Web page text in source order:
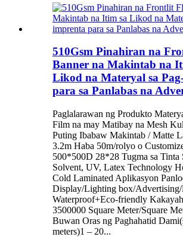
510Gsm Pinahiran na
Banner na Makintab na
Likod na Materyal sa
para sa Panlabas na
Paglalarawan ng Produkto
Film na may Matibay na Mesh
Puting Ibabaw Makintab / Matte
3.2m Haba 50m/rolyo o
500*500D 28*28 Tugma sa Tinta
Solvent, UV, Latex Technology
Cold Laminated Aplikasyon
Display/Lighting box/Advertising/
Waterproof+Eco-friendly
3500000 Square Meter/Square
Buwan Oras ng Paghahatid
meters)1 – 20...